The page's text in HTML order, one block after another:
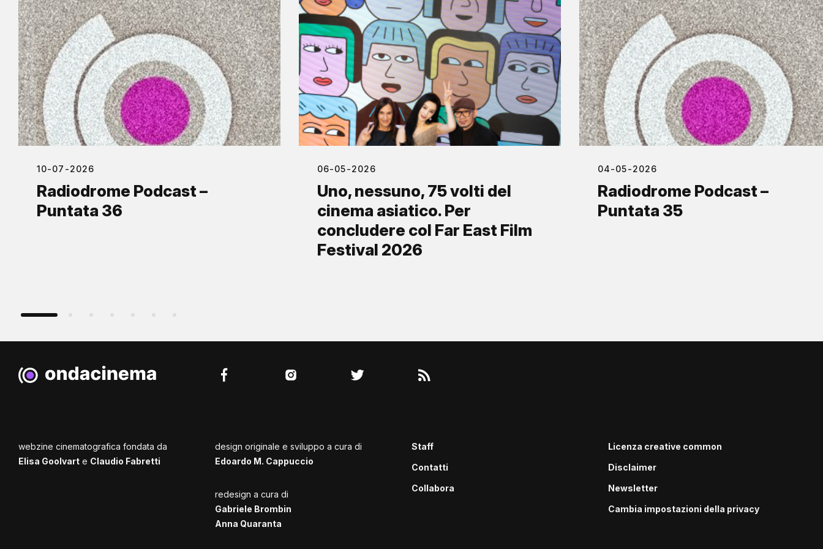
10-07-2026
Radiodrome Podcast –
Puntata 36
06-05-2026
Uno, nessuno, 75 volti del
cinema asiatico. Per
concludere col Far East Film
Festival 2026
04-05-2026
Radiodrome Podcast –
Puntata 35
webzine cinematografica fondata da
Elisa Goolvart e Claudio Fabretti
design originale e sviluppo a cura di
Edoardo M. Cappuccio
redesign a cura di
Gabriele Brombin
Anna Quaranta
Staff
Contatti
Collabora
Licenza creative common
Disclaimer
Newsletter
Cambia impostazioni della privacy